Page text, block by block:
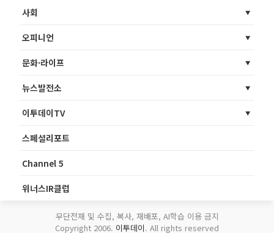
사회
오피니언
문화·라이프
뉴스발전소
이투데이TV
스페셜리포트
Channel 5
위너스IR클럽
무단전재 및 수집, 복사, 재배포, AI학습 이용 금지
Copyright 2006. 이투데이. All rights reserved